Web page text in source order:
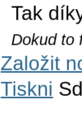
Tak
Dokud to
Založit
Tiskni